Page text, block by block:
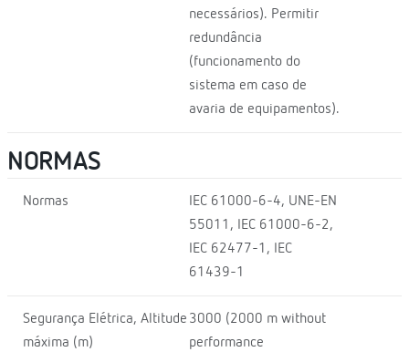
necessários). Permitir
redundância
(funcionamento do
sistema em caso de
avaria de equipamentos).
NORMAS
Normas
IEC 61000-6-4, UNE-EN
55011, IEC 61000-6-2,
IEC 62477-1, IEC
61439-1
Segurança Elétrica, Altitude
máxima (m)
3000 (2000 m without
performance